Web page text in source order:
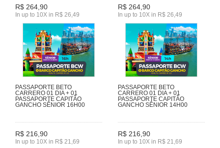
R$ 264,90
In up to 10X in R$ 26,49
R$ 264,90
In up to 10X in R$ 26,49
PASSAPORTE BETO
CARRERO 01 DIA + 01
PASSAPORTE CAPITÃO
GANCHO SÊNIOR 16H00
R$ 216,90
In up to 10X in R$ 21,69
PASSAPORTE BETO
CARRERO 01 DIA + 01
PASSAPORTE CAPITÃO
GANCHO SÊNIOR 14H00
R$ 216,90
In up to 10X in R$ 21,69